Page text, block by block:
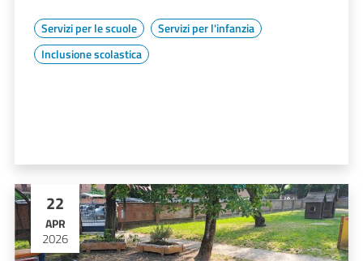
Servizi per le scuole
Servizi per l'infanzia
Inclusione scolastica
22
APR
2026